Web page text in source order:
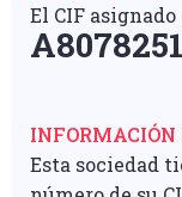
El CIF
Esta sociedad